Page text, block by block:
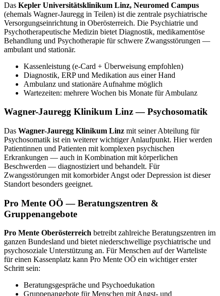
Das Kepler Universitätsklinikum Linz, Neuromed Campus
(ehemals Wagner-Jauregg in Teilen) ist die zentrale psychiatrische
Versorgungseinrichtung in Oberösterreich. Die Psychiatrie und
Psychotherapeutische Medizin bietet Diagnostik, medikamentöse
Behandlung und Psychotherapie für schwere Zwangsstörungen —
ambulant und stationär.
Kassenleistung (e-Card + Überweisung empfohlen)
Diagnostik, ERP und Medikation aus einer Hand
Ambulanz und stationäre Aufnahme möglich
Wartezeiten: mehrere Wochen bis Monate für Ambulanz
Wagner-Jauregg Klinikum Linz — Psychosomatik
Das Wagner-Jauregg Klinikum Linz mit seiner Abteilung für
Psychosomatik ist ein weiterer wichtiger Anlaufpunkt. Hier werden
Patientinnen und Patienten mit komplexen psychischen
Erkrankungen — auch in Kombination mit körperlichen
Beschwerden — diagnostiziert und behandelt. Für
Zwangsstörungen mit komorbider Angst oder Depression ist dieser
Standort besonders geeignet.
Pro Mente OÖ — Beratungszentren &
Gruppenangebote
Pro Mente Oberösterreich betreibt zahlreiche Beratungszentren im
ganzen Bundesland und bietet niederschwellige psychiatrische und
psychosoziale Unterstützung an. Für Menschen auf der Warteliste
für einen Kassenplatz kann Pro Mente OÖ ein wichtiger erster
Schritt sein:
Beratungsgespräche und Psychoedukation
Gruppenangebote für Menschen mit Angst- und